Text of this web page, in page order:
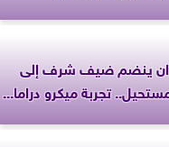
ينضم ضيف شرف إلى
تجربة ميكرو دراما...